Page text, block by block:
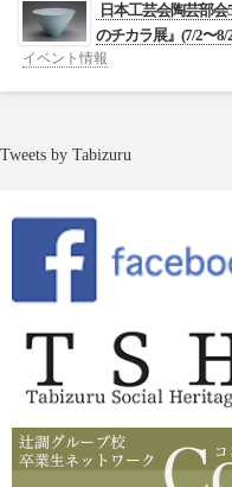
日本工芸会陶芸部
のチカラ展』(7/2〜8/
イベント情報
Tweets by Tabizuru